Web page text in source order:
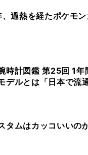
過熱を経たポケモ
時計図鑑 第25回 1年
デルとは「日本で流
タムはカッコいいの